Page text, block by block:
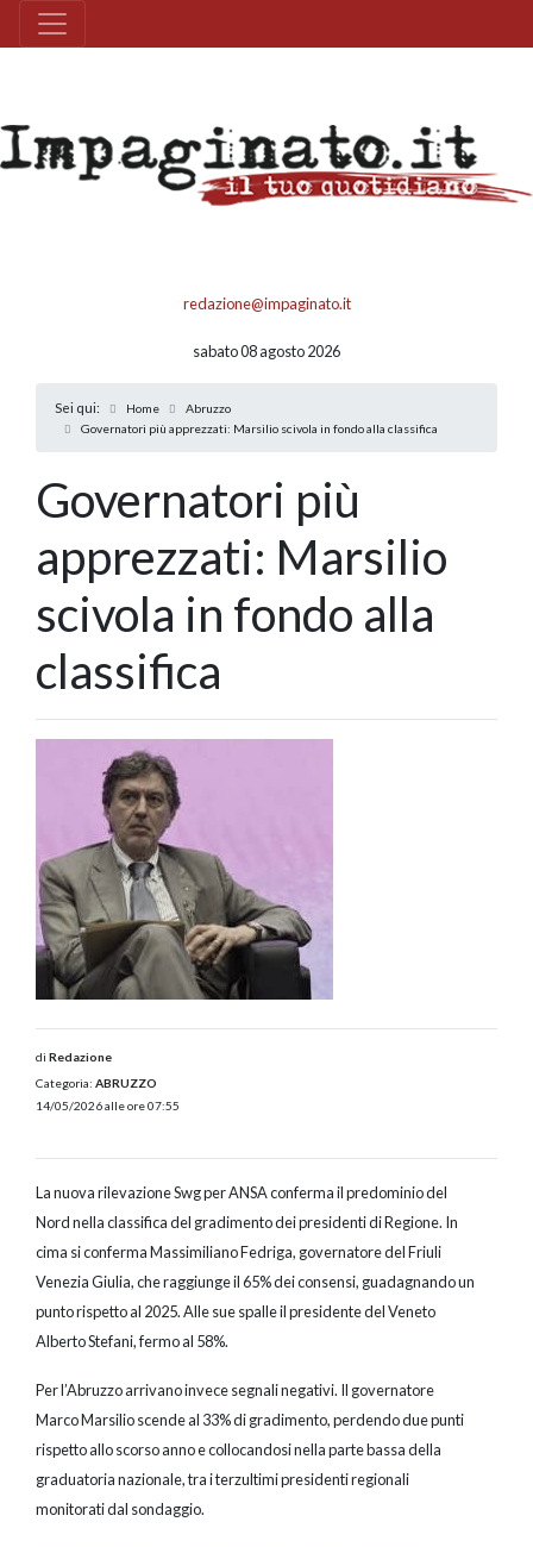
redazione@impaginato.it
sabato 08 agosto 2026
Sei qui: Home
Abruzzo
Governatori più apprezzati: Marsilio scivola in fondo alla classifica
Governatori più
apprezzati: Marsilio
scivola in fondo alla
classifica
di Redazione
Categoria: ABRUZZO
14/05/2026 alle ore 07:55
La nuova rilevazione Swg per ANSA conferma il predominio del
Nord nella classifica del gradimento dei presidenti di Regione. In
cima si conferma Massimiliano Fedriga, governatore del Friuli
Venezia Giulia, che raggiunge il 65% dei consensi, guadagnando un
punto rispetto al 2025. Alle sue spalle il presidente del Veneto
Alberto Stefani, fermo al 58%.
Per l’Abruzzo arrivano invece segnali negativi. Il governatore
Marco Marsilio scende al 33% di gradimento, perdendo due punti
rispetto allo scorso anno e collocandosi nella parte bassa della
graduatoria nazionale, tra i terzultimi presidenti regionali
monitorati dal sondaggio.